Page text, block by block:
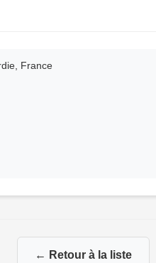
France
← Retour à la liste